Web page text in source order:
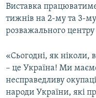
Виставка
тижнів на 2-му та 3-
розважального
«Сьогодні, як
– це Україна! Ми
несправедливу
народи України, які